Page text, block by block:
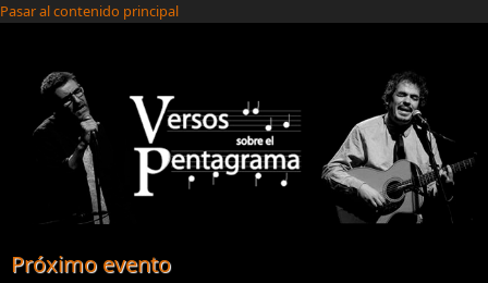
Pasar al contenido principal
Próximo evento